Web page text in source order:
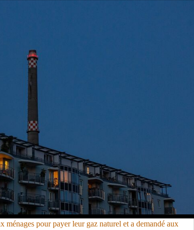
ménages pour payer leur gaz naturel et a demandé aux